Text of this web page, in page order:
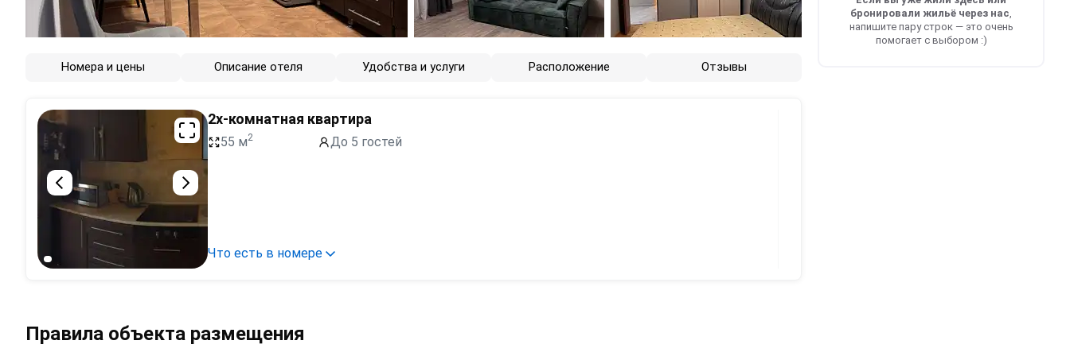
Номера и цены Описание отеля Удобства и услуги Расположение Отзывы
2х-комнатная квартира
55 м2 До 5 гостей
Что есть в номере
Правила объекта размещения
бронировали жильё через нас,
напишите пару строк — это очень
помогает с выбором :)